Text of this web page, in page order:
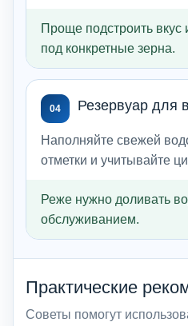
Проще подстроить вкус
под конкретные зерна.
04 Резервуар для
Наполняйте свежей
отметки и учитывайте
Реже нужно доливать
обслуживанием.
Практические
Советы помогут